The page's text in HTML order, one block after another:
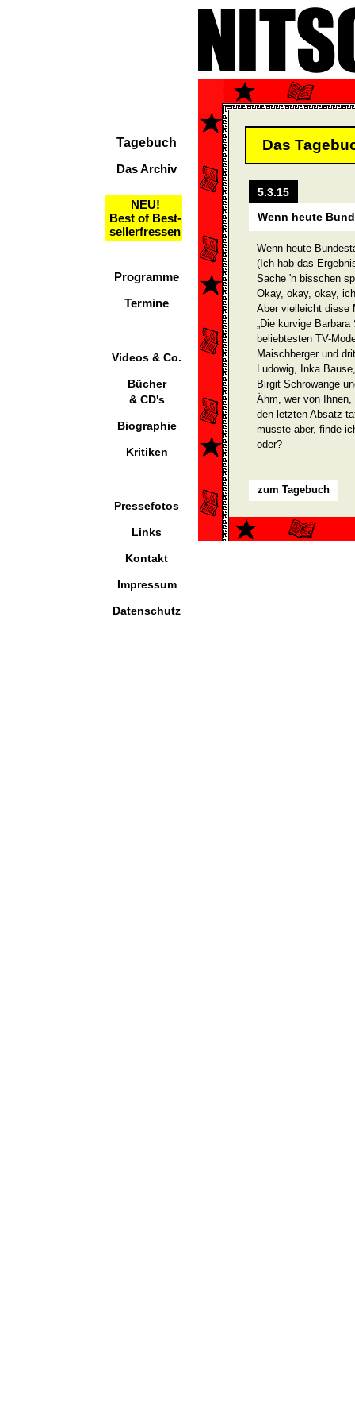
Tagebuch
Das Archiv
NEU!
Best of Best-
sellerfressen
Programme
Termine
Videos & Co.
Bücher
& CD's
Biographie
Kritiken
Pressefotos
Links
Kontakt
Impressum
Datenschutz
Das
5.3.15
Wenn heute
Wenn heute
(Ich hab das
Sache 'n bisschen
Okay, okay, okay,
Aber vielleicht diese
„Die kurvige
beliebtesten TV-
Maischberger und
Ludowig, Inka
Birgit Schrowange
Ähm, wer von
den letzten Absatz
müsste aber, finde
oder?
zum Tagebuch